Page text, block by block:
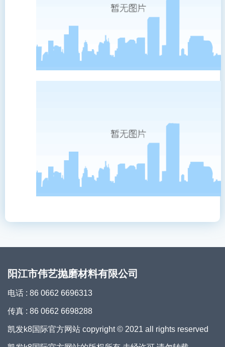
阳江市伟艺抛磨材料有限公司
电话 : 86 0662 6696313
传真 : 86 0662 6698288
凯发k8国际官方网站 copyright © 2021 all rights reserved